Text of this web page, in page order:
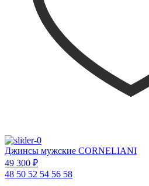
Джинсы мужские CORNELIANI
49 300 ₽
48 50 52 54 56 58